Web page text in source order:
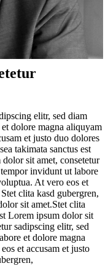
elitr, sed diam
dolore magna aliquyam
et justo duo dolores
takimata sanctus est
sit amet, consetetur
invidunt ut labore
At vero eos et
clita kasd gubergren,
sit amet.Stet clita
Lorem ipsum dolor sit
sadipscing elitr, sed
et dolore magna
et accusam et justo